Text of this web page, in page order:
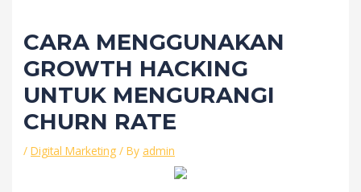
CARA MENGGUNAKAN
GROWTH HACKING
UNTUK MENGURANGI
CHURN RATE
/Digital Marketing / By admin